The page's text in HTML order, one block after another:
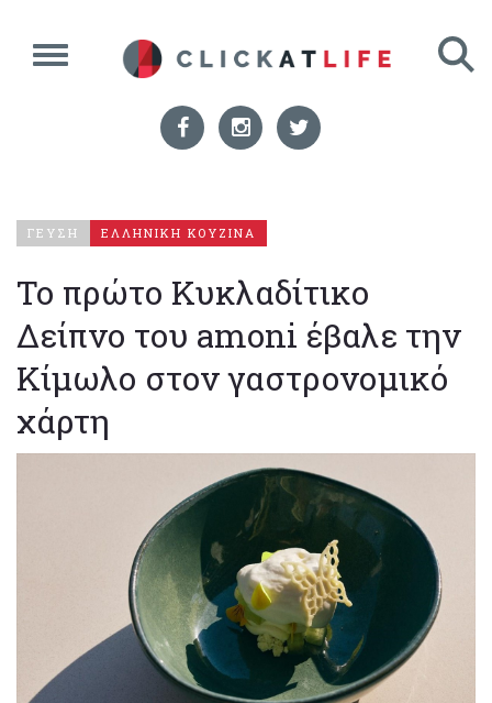
ΓΕΥΣΗ ΕΛΛΗΝΙΚΗ ΚΟΥΖΙΝΑ
Το πρώτο Κυκλαδίτικο
Δείπνο του amoni έβαλε την
Κίμωλο στον γαστρονομικό
χάρτη